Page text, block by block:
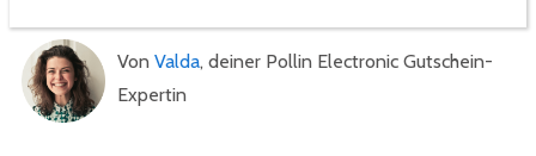
Von Valda, deiner Pollin Electronic Gutschein-
Expertin